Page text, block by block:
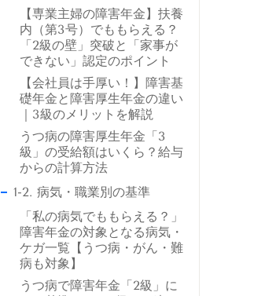
【専業主婦の障害年金】扶養
内（第3号）でももらえる？
「2級の壁」突破と「家事が
できない」認定のポイント
【会社員は手厚い！】障害基
礎年金と障害厚生年金の違い
｜3級のメリットを解説
うつ病の障害厚生年金「3
級」の受給額はいくら？給与
からの計算方法
1-2. 病気・職業別の基準
「私の病気でももらえる？」
障害年金の対象となる病気・
ケガ一覧【うつ病・がん・難
病も対象】
うつ病で障害年金「2級」に